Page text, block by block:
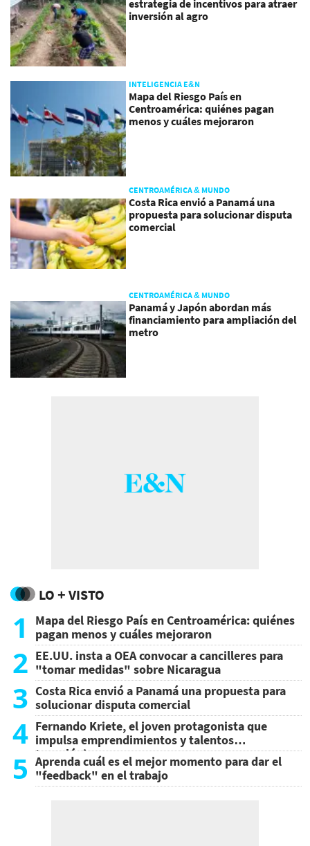
estrategia de incentivos para atraer
inversión al agro
INTELIGENCIA E&N
Mapa del Riesgo País en
Centroamérica: quiénes pagan
menos y cuáles mejoraron
CENTROAMÉRICA & MUNDO
Costa Rica envió a Panamá una
propuesta para solucionar disputa
comercial
CENTROAMÉRICA & MUNDO
Panamá y Japón abordan más
financiamiento para ampliación del
metro
LO + VISTO
1
Mapa del Riesgo País en Centroamérica: quiénes
pagan menos y cuáles mejoraron
2 EE.UU. insta a OEA convocar a cancilleres para
"tomar medidas" sobre Nicaragua
3 Costa Rica envió a Panamá una propuesta para
solucionar disputa comercial
4 Fernando Kriete, el joven protagonista que
impulsa emprendimientos y talentos
tecnológicos
5 Aprenda cuál es el mejor momento para dar el
"feedback" en el trabajo